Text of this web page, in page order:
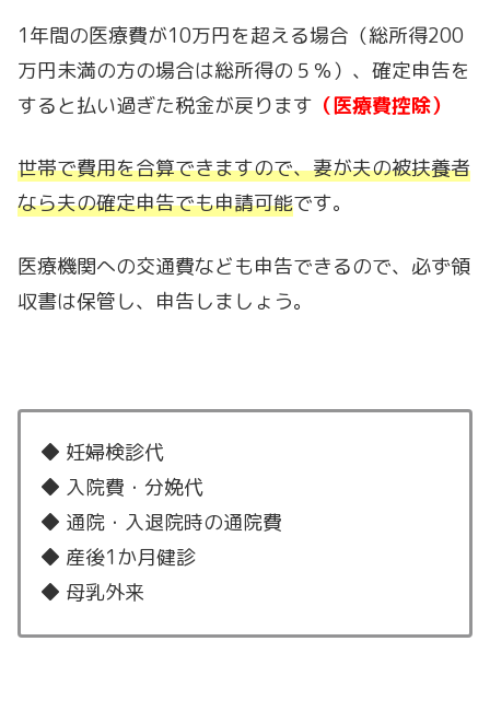
1年間の医療費が10万円を超える場合（総所得200
万円未満の方の場合は総所得の５％）、確定申告を
すると払い過ぎた税金が戻ります （医療費控除）
世帯で費用を合算できますので、妻が夫の被扶養者
なら夫の確定申告でも申請可能です。
医療機関への交通費なども申告できるので、必ず領
収書は保管し、申告しましょう。
◆ 妊婦検診代
◆ 入院費・分娩代
◆ 通院・入退院時の通院費
◆ 産後1か月健診
◆ 母乳外来